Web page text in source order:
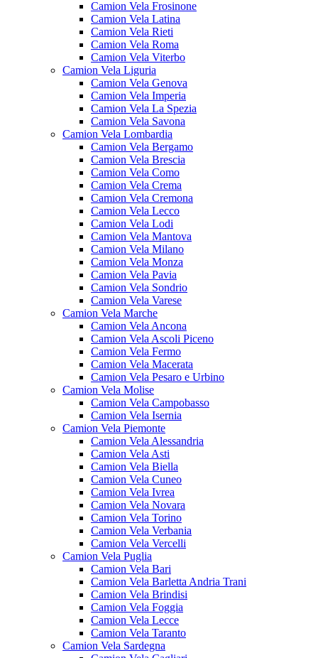
Camion Vela Frosinone
Camion Vela Latina
Camion Vela Rieti
Camion Vela Roma
Camion Vela Viterbo
Camion Vela Liguria
Camion Vela Genova
Camion Vela Imperia
Camion Vela La Spezia
Camion Vela Savona
Camion Vela Lombardia
Camion Vela Bergamo
Camion Vela Brescia
Camion Vela Como
Camion Vela Crema
Camion Vela Cremona
Camion Vela Lecco
Camion Vela Lodi
Camion Vela Mantova
Camion Vela Milano
Camion Vela Monza
Camion Vela Pavia
Camion Vela Sondrio
Camion Vela Varese
Camion Vela Marche
Camion Vela Ancona
Camion Vela Ascoli Piceno
Camion Vela Fermo
Camion Vela Macerata
Camion Vela Pesaro e Urbino
Camion Vela Molise
Camion Vela Campobasso
Camion Vela Isernia
Camion Vela Piemonte
Camion Vela Alessandria
Camion Vela Asti
Camion Vela Biella
Camion Vela Cuneo
Camion Vela Ivrea
Camion Vela Novara
Camion Vela Torino
Camion Vela Verbania
Camion Vela Vercelli
Camion Vela Puglia
Camion Vela Bari
Camion Vela Barletta Andria Trani
Camion Vela Brindisi
Camion Vela Foggia
Camion Vela Lecce
Camion Vela Taranto
Camion Vela Sardegna